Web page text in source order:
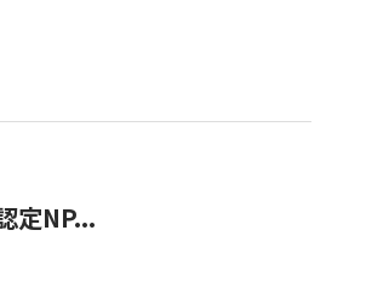
定NP...